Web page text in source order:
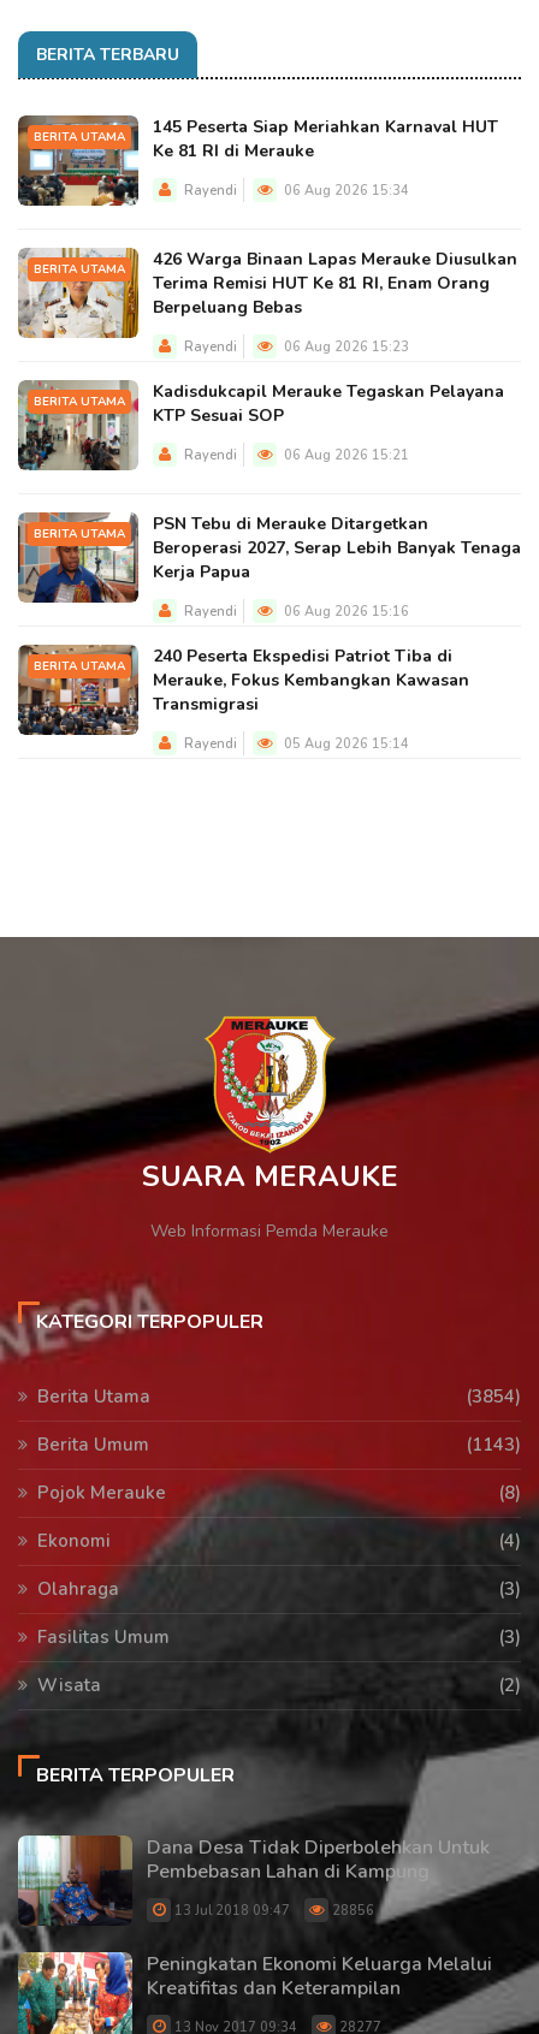
BERITA TERBARU
BERITA UTAMA
145 Peserta Siap Meriahkan Karnaval HUT
Ke 81 RI di Merauke
Rayendi 06 Aug 2026 15:34
BERITA UTAMA
426 Warga Binaan Lapas Merauke Diusulkan
Terima Remisi HUT Ke 81 RI, Enam Orang
Berpeluang Bebas
Rayendi 06 Aug 2026 15:23
BERITA UTAMA
Kadisdukcapil Merauke Tegaskan Pelayana
KTP Sesuai SOP
Rayendi 06 Aug 2026 15:21
BERITA UTAMA
PSN Tebu di Merauke Ditargetkan
Beroperasi 2027, Serap Lebih Banyak Tenaga
Kerja Papua
Rayendi 06 Aug 2026 15:16
BERITA UTAMA
240 Peserta Ekspedisi Patriot Tiba di
Merauke, Fokus Kembangkan Kawasan
Transmigrasi
Rayendi 05 Aug 2026 15:14
SUARA MERAUKE
Web Informasi Pemda Merauke
KATEGORI TERPOPULER
Berita Utama
(3854)
Berita Umum
(1143)
Pojok Merauke
(8)
Ekonomi
(4)
Olahraga
(3)
Fasilitas Umum
(3)
Wisata
(2)
BERITA TERPOPULER
Dana Desa Tidak Diperbolehkan Untuk
Pembebasan Lahan di Kampung
13 Jul 2018 09:47 28856
Peningkatan Ekonomi Keluarga Melalui
Kreatifitas dan Keterampilan
13 Nov 2017 09:34 28277